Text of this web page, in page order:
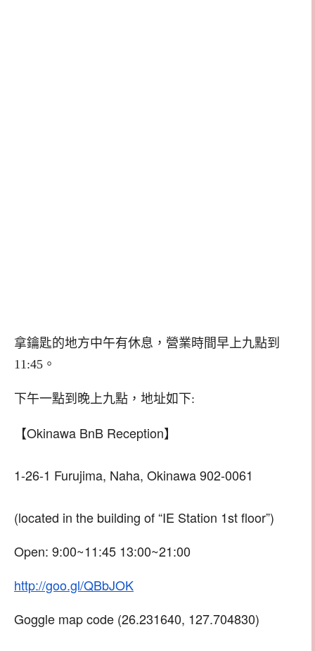
拿鑰匙的地方中午有休息，營業時間早上九點到
11:45。
下午一點到晚上九點，地址如下:
【Okinawa BnB Reception】
1-26-1 Furujima, Naha, Okinawa 902-0061
(located in the building of “IE Station 1st floor”)
Open: 9:00~11:45 13:00~21:00
http://goo.gl/QBbJOK
Goggle map code (26.231640, 127.704830)